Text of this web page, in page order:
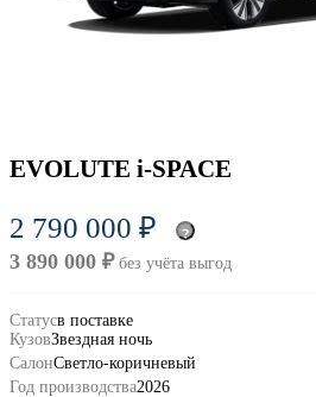
EVOLUTE i-SPACE
2 790 000 ₽
3 890 000 ₽без учёта выгод
Статусв поставке
КузовЗвездная ночь
СалонСветло-коричневый
Год производства2026